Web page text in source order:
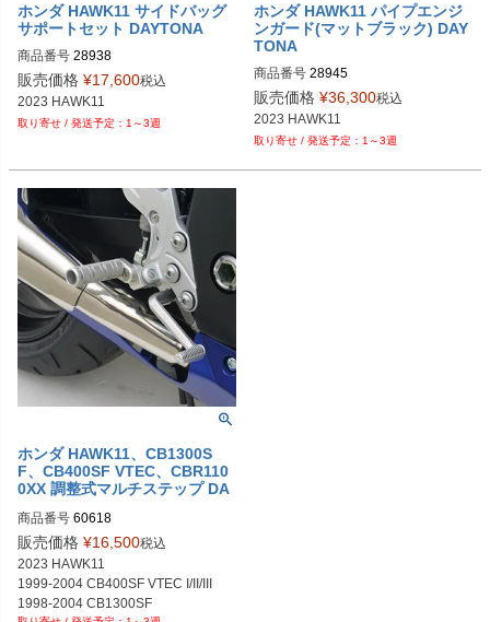
ホンダ HAWK11 サイドバッグ
サポートセット DAYTONA
商品番号 28938
9PL：P111-1722
販売価格 ¥17,600税込
2023 HAWK11
1～3週
ホンダ HAWK11 パイプエンジ
ンガード(マットブラック) DAY
TONA
商品番号 28945
9PL：P111-1726
販売価格 ¥36,300税込
2023 HAWK11
1～3週
ホンダ HAWK11、CB1300S
F、CB400SF VTEC、CBR110
0XX 調整式マルチステップ DA
商品番号 60618
9PL：P022-8691
販売価格 ¥16,500税込
2023 HAWK11
1999-2004 CB400SF VTEC I/II/III
1998-2004 CB1300SF